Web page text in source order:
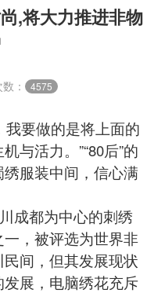
,将大力推进非物
： 4575
要做的是将上面的
与活力。”“80后”的
服装中间，信心满
成都为中心的刺绣
，被评选为世界非
间，但其发展现状
展，电脑绣花充斥